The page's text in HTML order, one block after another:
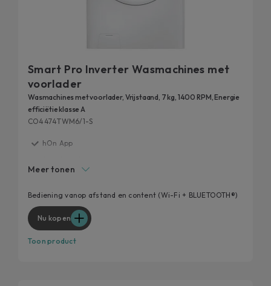
Smart Pro Inverter Wasmachines met
voorlader
Wasmachines met voorlader, Vrijstaand, 7 kg, 1400 RPM, Energie
efficiëtie klasse A
CO4474TWM6/1-S
hOn App
Speed-Drive Inverter
Quick&Clean
Meer tonen
Bediening vanop afstand en content (Wi-Fi + BLUETOOTH®)
Nu kopen
Toon product